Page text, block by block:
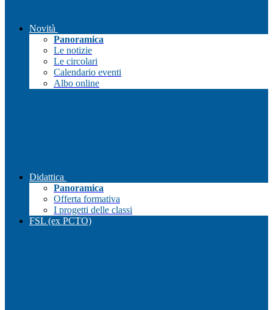
Novità
Panoramica
Le notizie
Le circolari
Calendario eventi
Albo online
Didattica
Panoramica
Offerta formativa
I progetti delle classi
FSL (ex PCTO)